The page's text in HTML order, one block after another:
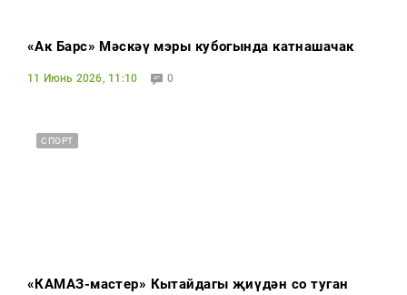
«Ак Барс» Мәскәү мэры кубогында катнашачак
11 Июнь 2026, 11:10 0
СПОРТ
«КАМАЗ-мастер» Кытайдагы җиңүдән соң туган